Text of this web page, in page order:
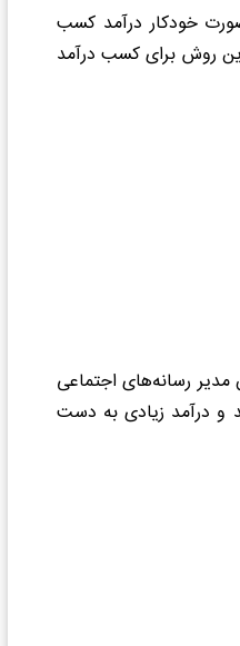
خودکار درآمد کسب
روش برای کسب درآمد
رسانه‌های اجتماعی
و درآمد زیادی به دست